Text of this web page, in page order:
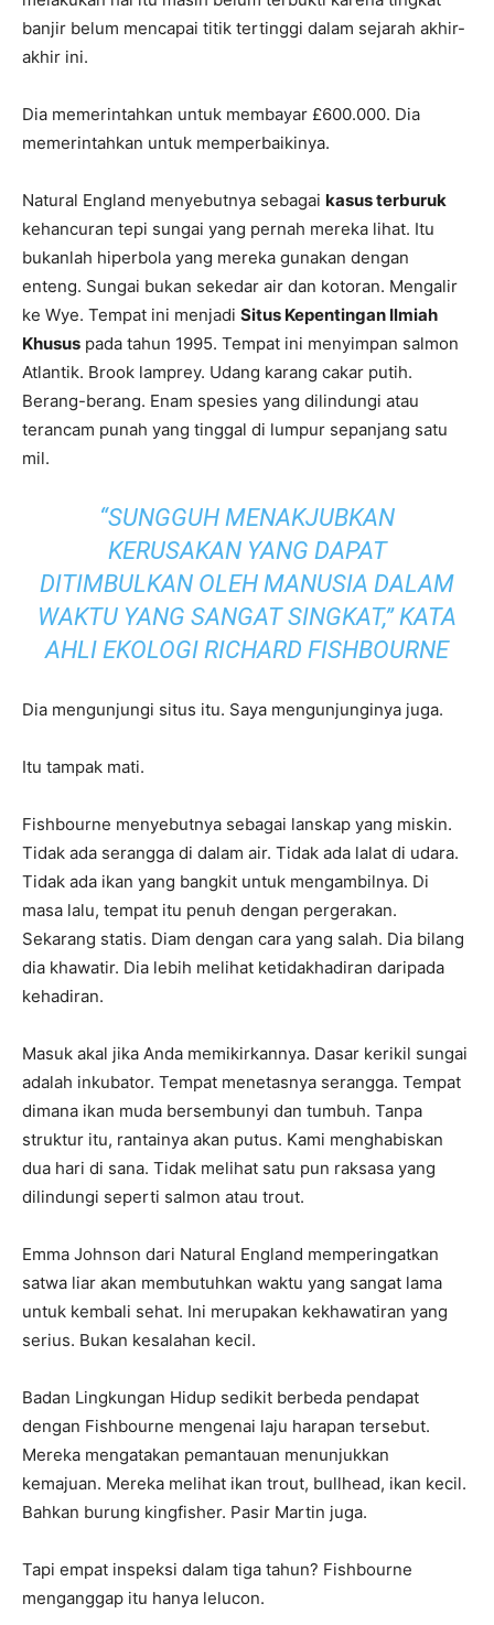
banjir belum mencapai titik tertinggi dalam sejarah akhir-
akhir ini.
Dia memerintahkan untuk membayar £600.000. Dia
memerintahkan untuk memperbaikinya.
Natural England menyebutnya sebagai kasus terburuk
kehancuran tepi sungai yang pernah mereka lihat. Itu
bukanlah hiperbola yang mereka gunakan dengan
enteng. Sungai bukan sekedar air dan kotoran. Mengalir
ke Wye. Tempat ini menjadi Situs Kepentingan Ilmiah
Khusus pada tahun 1995. Tempat ini menyimpan salmon
Atlantik. Brook lamprey. Udang karang cakar putih.
Berang-berang. Enam spesies yang dilindungi atau
terancam punah yang tinggal di lumpur sepanjang satu
mil.
“SUNGGUH MENAKJUBKAN
KERUSAKAN YANG DAPAT
DITIMBULKAN OLEH MANUSIA DALAM
WAKTU YANG SANGAT SINGKAT,” KATA
AHLI EKOLOGI RICHARD FISHBOURNE
Dia mengunjungi situs itu. Saya mengunjunginya juga.
Itu tampak mati.
Fishbourne menyebutnya sebagai lanskap yang miskin.
Tidak ada serangga di dalam air. Tidak ada lalat di udara.
Tidak ada ikan yang bangkit untuk mengambilnya. Di
masa lalu, tempat itu penuh dengan pergerakan.
Sekarang statis. Diam dengan cara yang salah. Dia bilang
dia khawatir. Dia lebih melihat ketidakhadiran daripada
kehadiran.
Masuk akal jika Anda memikirkannya. Dasar kerikil sungai
adalah inkubator. Tempat menetasnya serangga. Tempat
dimana ikan muda bersembunyi dan tumbuh. Tanpa
struktur itu, rantainya akan putus. Kami menghabiskan
dua hari di sana. Tidak melihat satu pun raksasa yang
dilindungi seperti salmon atau trout.
Emma Johnson dari Natural England memperingatkan
satwa liar akan membutuhkan waktu yang sangat lama
untuk kembali sehat. Ini merupakan kekhawatiran yang
serius. Bukan kesalahan kecil.
Badan Lingkungan Hidup sedikit berbeda pendapat
dengan Fishbourne mengenai laju harapan tersebut.
Mereka mengatakan pemantauan menunjukkan
kemajuan. Mereka melihat ikan trout, bullhead, ikan kecil.
Bahkan burung kingfisher. Pasir Martin juga.
Tapi empat inspeksi dalam tiga tahun? Fishbourne
menganggap itu hanya lelucon.